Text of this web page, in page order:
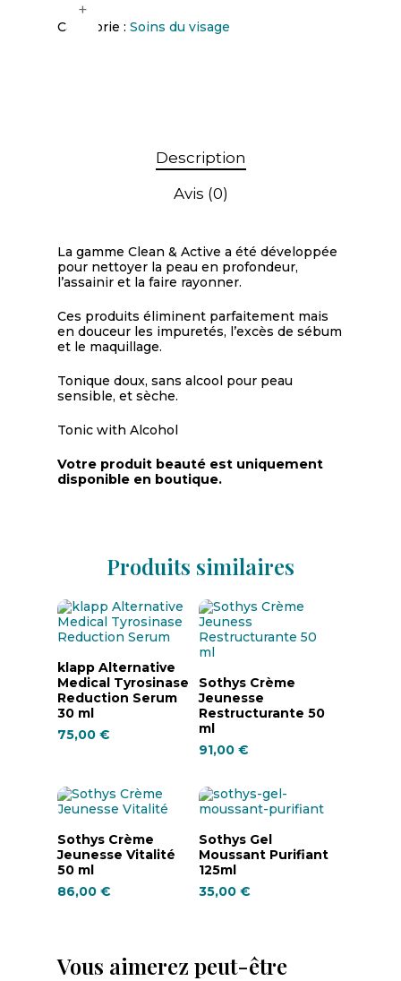
Catégorie : Soins du visage
Description
Avis (0)
La gamme Clean & Active a été développée
pour nettoyer la peau en profondeur,
l’assainir et la faire rayonner.
Ces produits éliminent parfaitement mais
en douceur les impuretés, l’excès de sébum
et le maquillage.
Tonique doux, sans alcool pour peau
sensible, et sèche.
Tonic with Alcohol
Votre produit beauté est uniquement
disponible en boutique.
Produits similaires
Ajouter Au Panier
klapp Alternative
Medical Tyrosinase
Reduction Serum
30 ml
75,00 €
Ajouter Au Panier
Sothys Crème
Jeunesse
Restructurante 50
ml
91,00 €
Ajouter Au Panier
Sothys Crème
Jeunesse Vitalité
50 ml
86,00 €
Ajouter Au Panier
Sothys Gel
Moussant Purifiant
125ml
35,00 €
Vous aimerez peut-être